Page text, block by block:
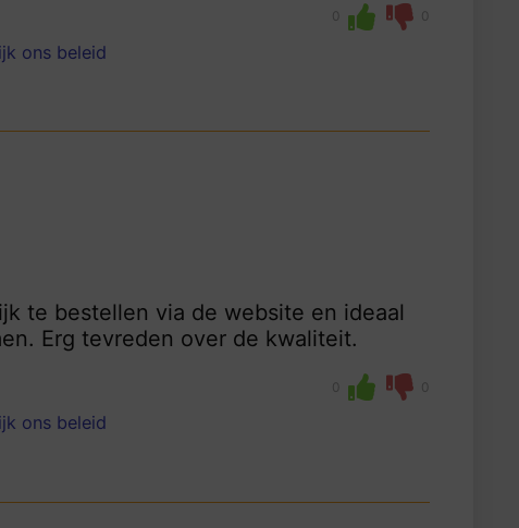
0 0
ons beleid
te bestellen via de website en ideaal
Erg tevreden over de kwaliteit.
0 0
ons beleid